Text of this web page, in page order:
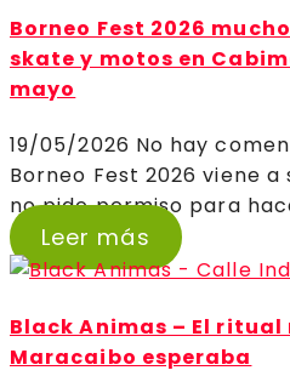
Borneo Fest 2026
skate y motos en
mayo
19/05/2026 No hay
Borneo Fest 2026 viene
no pide permiso para
Leer más
Black Animas – El
Maracaibo esperaba